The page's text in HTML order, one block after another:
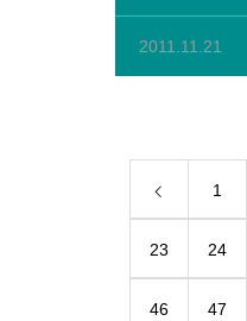
2011.11.21
1
23 24
46 47